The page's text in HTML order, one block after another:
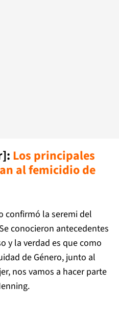
Los principales
al femicidio de
confirmó la seremi del
conocieron antecedentes
y la verdad es que como
de Género, junto al
nos vamos a hacer parte